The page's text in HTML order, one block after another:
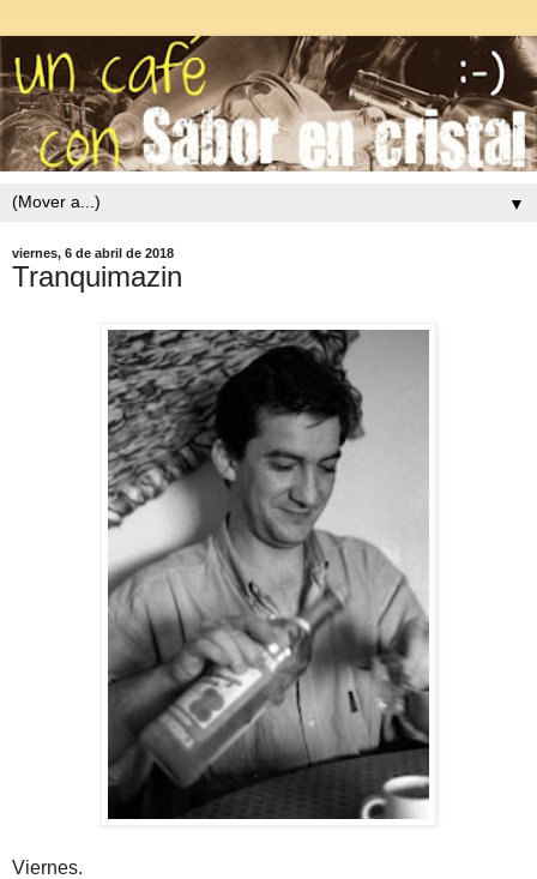
▼
viernes, 6 de abril de 2018
Tranquimazin
Viernes.